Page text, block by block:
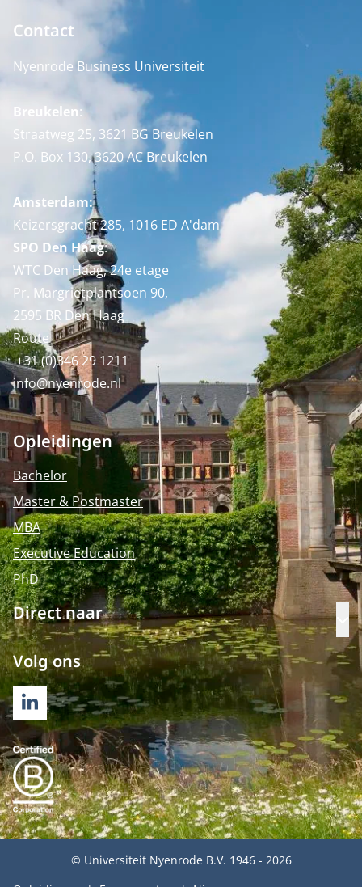
Contact
Nyenrode Business Universiteit
Breukelen:
Straatweg 25, 3621 BG Breukelen
P.O. Box 130, 3620 AC Breukelen
Amsterdam:
Keizersgracht 285, 1016 ED A'dam
SPO Den Haag:
WTC Den Haag, 24e etage
Pr. Margrietplantsoen 90,
2595 BR Den Haag
Route
+31 (0)346 29 1211
info@nyenrode.nl
Opleidingen
Bachelor
Master & Postmaster
MBA
Executive Education
PhD
Direct naar
Volg ons
LINKEDIN
© Universiteit Nyenrode B.V. 1946 - 2026